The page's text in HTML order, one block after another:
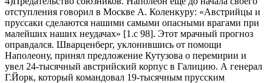
отступления говорил в Москве А. Коленкуру: «Австрийцы и
пруссаки сделаются нашими самыми опасными врагами при
малейших наших неудачах» [1.с 98]. Этот мрачный прогноз
оправдался. Шварценберг, уклонившись от помощи
Наполеону, принял предложение Кутузова о перемирии и
увел 24-тысячный австрийский корпус в Галицию. А генерал
Г.Йорк, который командовал 19-тысячным прусским